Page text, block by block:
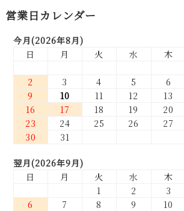
営業日カレンダー
今月(2026年8月)
日
月 火 水 木
2
3 4 5 6
9
10 11 12 13
16
17 18 19 20
23
24 25 26 27
30
31
翌月(2026年9月)
日
月 火 水 木
1
2 3
6
7 8 9 10